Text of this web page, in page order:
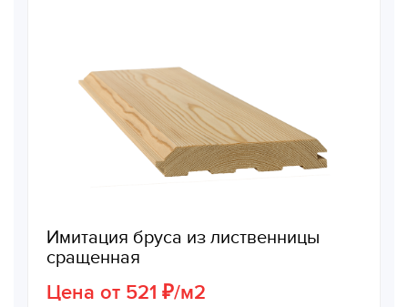
Имитация бруса из лиственницы
сращенная
Цена от 521 ₽/м2